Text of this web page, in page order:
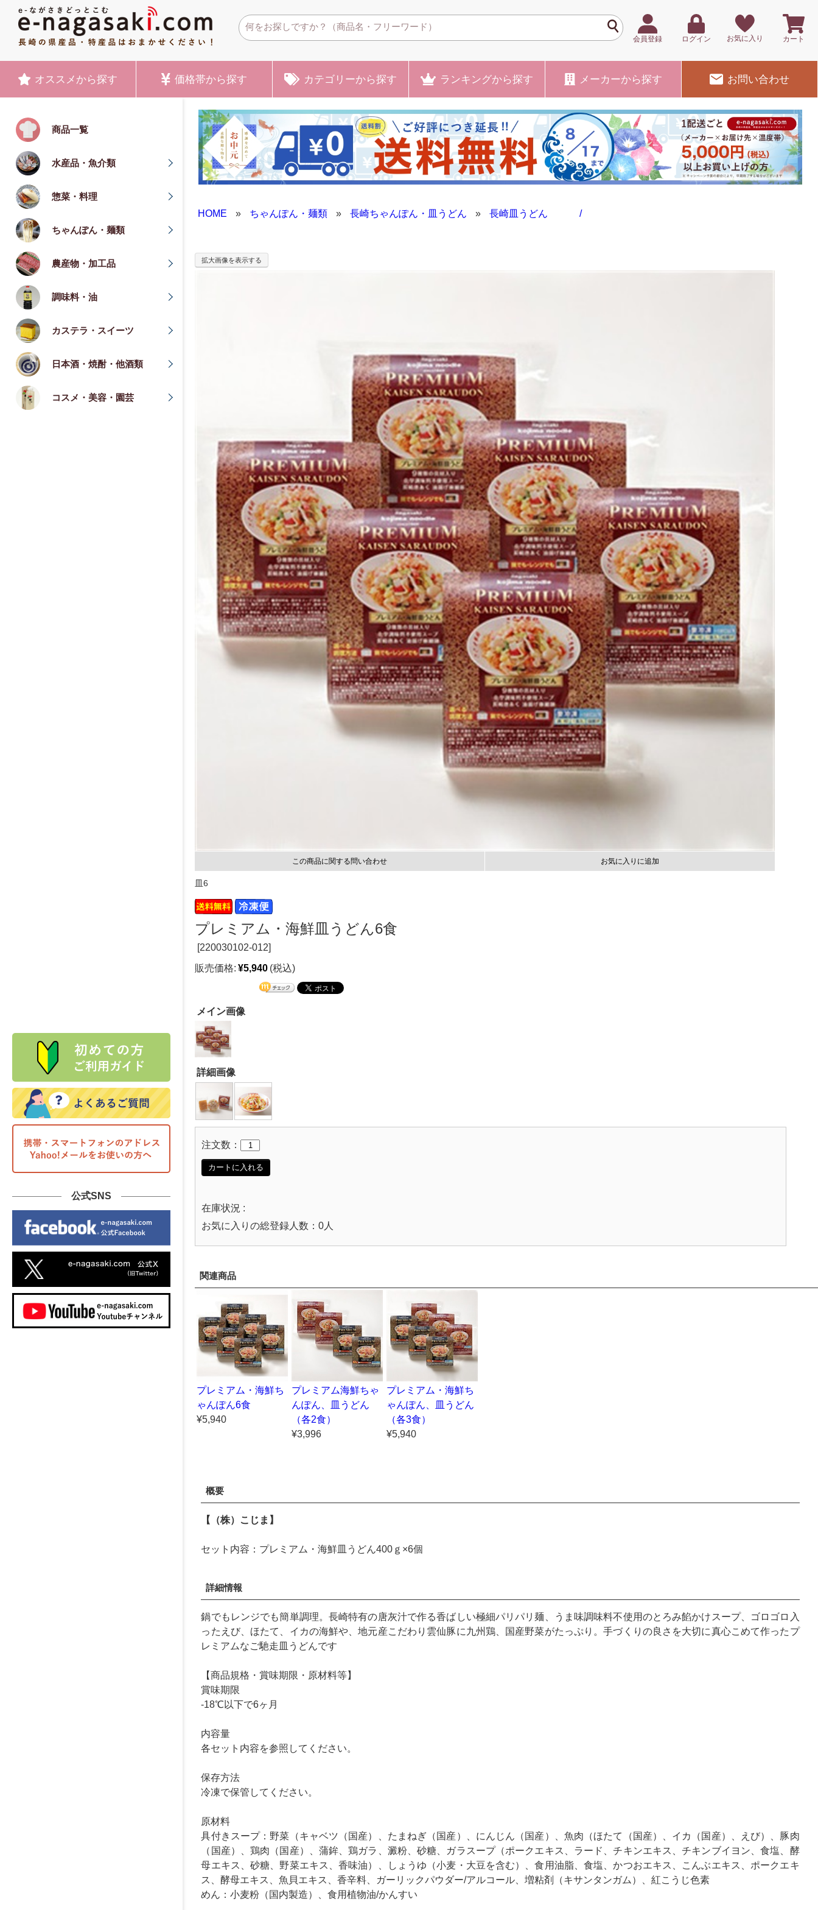
会員登録 ログイン お気に入り カート
オススメ から探す 価格帯から探す カテゴリーから探す ランキングから探す メーカーから探す お問い合わせ
商品一覧
水産品・魚介類
惣菜・料理
ちゃんぽん・麺類
農産物・加工品
調味料・油
カステラ・スイーツ
日本酒・焼酎・他酒類
コスメ・美容・園芸
公式SNS
HOME » ちゃんぽん・麺類 » 長崎ちゃんぽん・皿うどん » 長崎皿うどん /
拡大画像を表示する
この商品に関する問い合わせ お気に入りに追加
皿6
プレミアム・海鮮皿うどん6食
[220030102-012]
販売価格: ¥5,940 (税込)
メイン画像
詳細画像
注文数：
カートに入れる
在庫状況 :
お気に入りの総登録人数：0人
関連商品
プレミアム・海鮮ち
ゃんぽん6食
¥5,940
プレミアム海鮮ちゃ
んぽん、皿うどん
（各2食）
¥3,996
プレミアム・海鮮ち
ゃんぽん、皿うどん
（各3食）
¥5,940
概要
【（株）こじま】
セット内容：プレミアム・海鮮皿うどん400ｇ×6個
詳細情報
鍋でもレンジでも簡単調理。長崎特有の唐灰汁で作る香ばしい極細パリパリ麺、うま味調味料不使用のとろみ餡かけスープ、ゴロゴロ入
ったえび、ほたて、イカの海鮮や、地元産こだわり雲仙豚に九州鶏、国産野菜がたっぷり。手づくりの良さを大切に真心こめて作ったプ
レミアムなご馳走皿うどんです
【商品規格・賞味期限・原材料等】
賞味期限
-18℃以下で6ヶ月
内容量
各セット内容を参照してください。
保存方法
冷凍で保管してください。
原材料
具付きスープ：野菜（キャベツ（国産）、たまねぎ（国産）、にんじん（国産）、魚肉（ほたて（国産）、イカ（国産）、えび）、豚肉
（国産）、鶏肉（国産）、蒲鉾、鶏ガラ、澱粉、砂糖、ガラスープ（ポークエキス、ラード、チキンエキス、チキンブイヨン、食塩、酵
母エキス、砂糖、野菜エキス、香味油）、しょうゆ（小麦・大豆を含む）、食用油脂、食塩、かつおエキス、こんぶエキス、ポークエキ
ス、酵母エキス、魚貝エキス、香辛料、ガーリックパウダー/アルコール、増粘剤（キサンタンガム）、紅こうじ色素
めん：小麦粉（国内製造）、食用植物油/かんすい